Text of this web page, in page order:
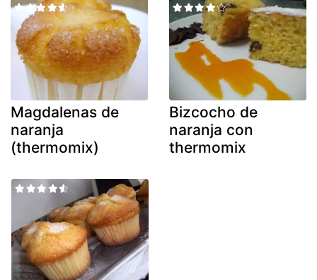
Magdalenas de
naranja
(thermomix)
Bizcocho de
naranja con
thermomix